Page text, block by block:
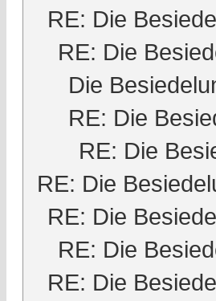
RE: Die
RE: Die
Die
RE: Die
RE: Die
RE: Die
RE: Die
RE: Die
RE: Die